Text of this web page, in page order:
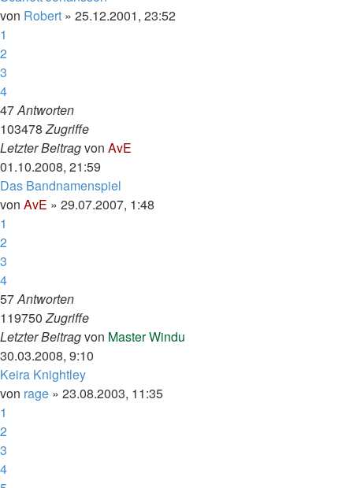
von Robert » 25.12.2001, 23:52
1
2
3
4
47Antworten
103478Zugriffe
Letzter Beitragvon AvE
01.10.2008, 21:59
Das Bandnamenspiel
von AvE » 29.07.2007, 1:48
1
2
3
4
57Antworten
119750Zugriffe
Letzter Beitragvon Master Windu
30.03.2008, 9:10
Keira Knightley
von rage » 23.08.2003, 11:35
1
2
3
4